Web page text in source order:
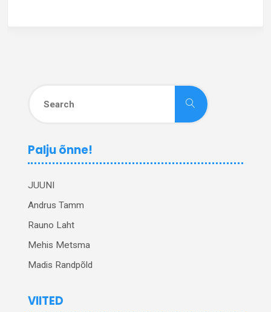
Search
Palju õnne!
JUUNI
Andrus Tamm
Rauno Laht
Mehis Metsma
Madis Randpõld
VIITED